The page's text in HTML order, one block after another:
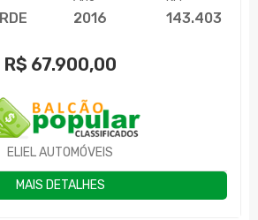
2016 143.403
R$ 67.900,00
ELIEL AUTOMÓVEIS
MAIS DETALHES